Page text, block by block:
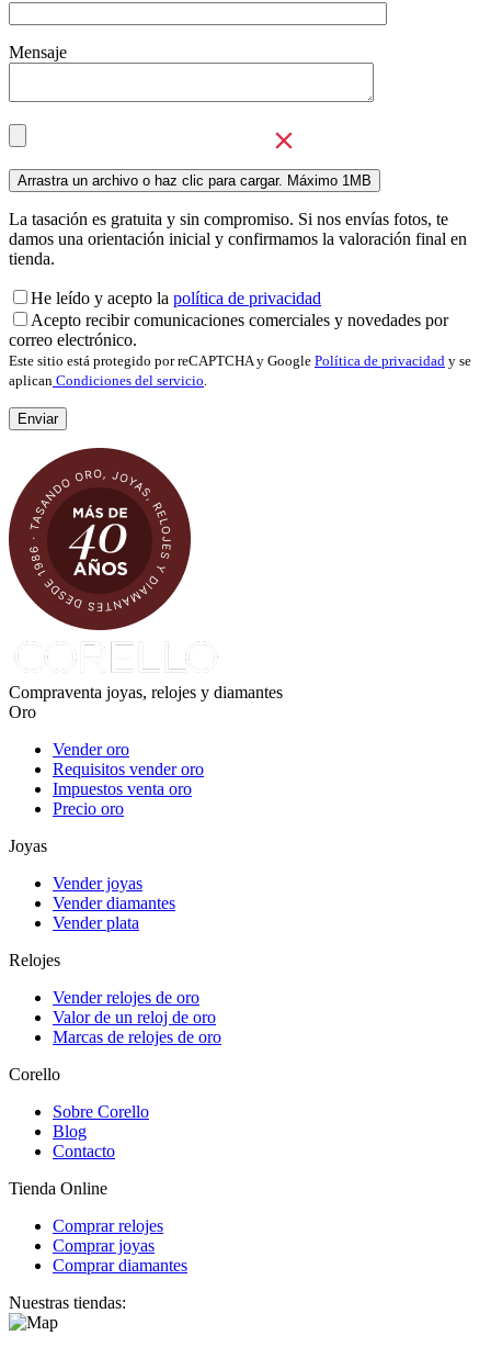
Mensaje
La tasación es gratuita y sin compromiso. Si nos envías fotos, te
damos una orientación inicial y confirmamos la valoración final en
tienda.
He leído y acepto la política de privacidad
Acepto recibir comunicaciones comerciales y novedades por
correo electrónico.
Este sitio está protegido por reCAPTCHA y Google Política de privacidad y se
aplican Condiciones del servicio
Compraventa joyas, relojes y diamantes
Oro
Vender oro
Requisitos vender oro
Impuestos venta oro
Precio oro
Joyas
Vender joyas
Vender diamantes
Vender plata
Relojes
Vender relojes de oro
Valor de un reloj de oro
Marcas de relojes de oro
Corello
Sobre Corello
Blog
Contacto
Tienda Online
Comprar relojes
Comprar joyas
Comprar diamantes
Nuestras tiendas: